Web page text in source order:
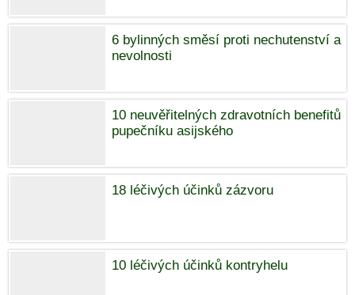
6 bylinných směsí proti nechutenství a
nevolnosti
10 neuvěřitelných zdravotních benefitů
pupečníku asijského
18 léčivých účinků zázvoru
10 léčivých účinků kontryhelu